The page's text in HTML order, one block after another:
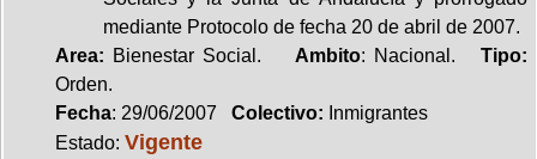
mediante Protocolo de fecha 20 de abril de 2007.
Area: Bienestar Social. Ambito: Nacional. Tipo:
Orden.
Fecha: 29/06/2007 Colectivo: Inmigrantes
Estado: Vigente